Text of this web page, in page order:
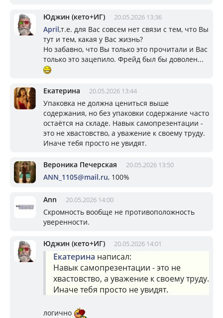
Юджин (кето+ИГ) 20.05.2026 13:36
April,т.е. для Вас совсем нет связи с тем, что Вы
тут и тем, какая у Вас жизнь?
Но забавно, что Вы только это прочитали и Вас
только это зацепило. Фрейд был бы доволен...
Екатерина 20.05.2026 13:44
Упаковка не должна цениться выше
содержания, но без упаковки содержание часто
остаётся на складе. Навык самопрезентации -
это не хвастовство, а уважение к своему труду.
Иначе тебя просто не увидят.
Вероника Печерская 20.05.2026 13:50
ANN_1105@mail.ru, 100%
Ann 20.05.2026 14:00
Скромность вообще не противоположность
уверенности.
Юджин (кето+ИГ) 20.05.2026 14:01
Екатерина написал:
Навык самопрезентации - это не
хвастовство, а уважение к своему труду.
Иначе тебя просто не увидят.
логично